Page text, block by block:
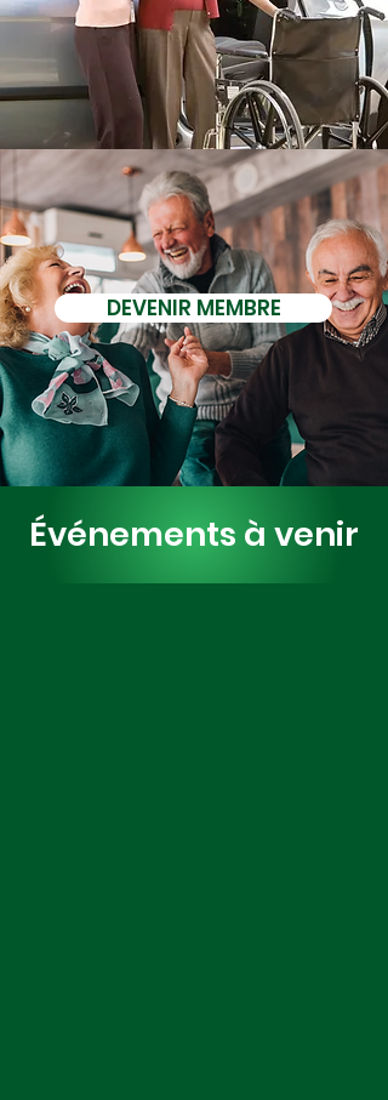
DEVENIR MEMBRE
Événements à venir